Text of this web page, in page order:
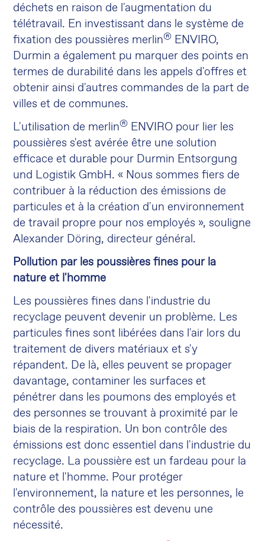
déchets en raison de l'augmentation du
télétravail. En investissant dans le système de
fixation des poussières merlin® ENVIRO,
Durmin a également pu marquer des points en
termes de durabilité dans les appels d'offres et
obtenir ainsi d'autres commandes de la part de
villes et de communes.
L'utilisation de merlin® ENVIRO pour lier les
poussières s'est avérée être une solution
efficace et durable pour Durmin Entsorgung
und Logistik GmbH. « Nous sommes fiers de
contribuer à la réduction des émissions de
particules et à la création d'un environnement
de travail propre pour nos employés », souligne
Alexander Döring, directeur général.
Pollution par les poussières fines pour la
nature et l'homme
Les poussières fines dans l'industrie du
recyclage peuvent devenir un problème. Les
particules fines sont libérées dans l'air lors du
traitement de divers matériaux et s'y
répandent. De là, elles peuvent se propager
davantage, contaminer les surfaces et
pénétrer dans les poumons des employés et
des personnes se trouvant à proximité par le
biais de la respiration. Un bon contrôle des
émissions est donc essentiel dans l'industrie du
recyclage. La poussière est un fardeau pour la
nature et l'homme. Pour protéger
l'environnement, la nature et les personnes, le
contrôle des poussières est devenu une
nécessité.